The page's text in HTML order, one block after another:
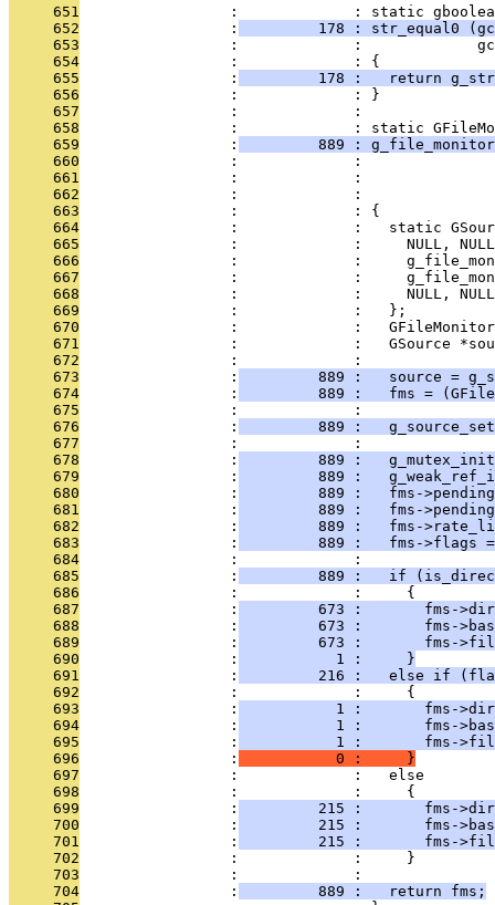
     651
:             : static
     652
                 :
178 : str_equal0
     653
:             :
     654
                 :             : {
     655
                 :
178 :   return
     656
                 :             : }
     657
                 :             :
     658
:             : static
     659
                 :
889 :
     660
:             :
     661
:             :
     662
:             :
     663
                 :             : {
     664
:             :   static
     665
:             :     NULL,
     666
:             :
     667
:             :
     668
                 :             :     NULL, NULL
     669
                 :             :   };
     670
:             :
     671
:             :   GSource
     672
                 :             :
     673
                 :
889 :   source =
     674
                 :
889 :   fms =
     675
                 :             :
     676
                 :
889 :
     677
                 :             :
     678
                 :
889 :
     679
                 :
889 :
     680
                 :
889 :   fms-
     681
                 :
889 :   fms-
     682
                 :
889 :   fms-
     683
                 :
889 :   fms->flags
     684
                 :             :
     685
                 :
889 :   if
     686
                 :             :     {
     687
                 :
673 :       fms-
     688
                 :
673 :       fms-
     689
                 :
673 :       fms-
     690
                 :
           1 :     }
     691
                 :
216 :   else if
     692
                 :             :     {
     693
                 :
1 :       fms-
     694
                 :
1 :       fms-
     695
                 :
1 :       fms-
     696
                 :
           0 :     }
     697
                 :             :   else
     698
                 :             :     {
     699
                 :
215 :       fms-
     700
                 :
215 :       fms-
     701
                 :
215 :       fms-
     702
                 :             :     }
     703
                 :             :
     704
                 :
         889 :   return fms;